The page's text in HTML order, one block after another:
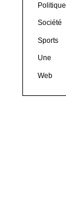
Politique
Société
Sports
Une
Web